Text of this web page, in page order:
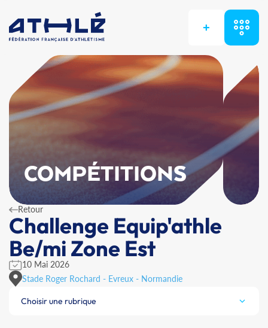
+
COMPÉTITIONS
Retour
Challenge Equip'athle
Be/mi Zone Est
10 Mai 2026
Stade Roger Rochard - Evreux - Normandie
Choisir une rubrique